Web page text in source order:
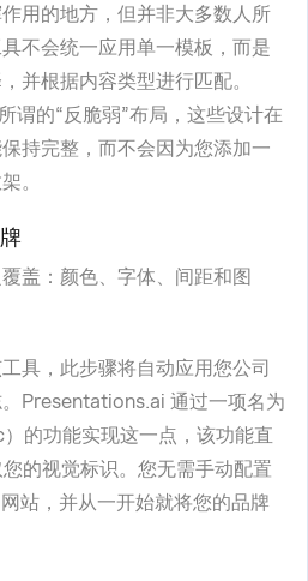
用的地方，但并非大多数人所
不会统一应用单一模板，而是
并根据内容类型进行匹配。
谓的“反脆弱”布局，这些设计在
持完整，而不会因为您添加一
。
盖：颜色、字体、间距和图
具，此步骤将自动应用您公司
Presentations.ai 通过一项名为
的功能实现这一点，该功能直
的视觉标识。您无需手动配置
站，并从一开始就将您的品牌